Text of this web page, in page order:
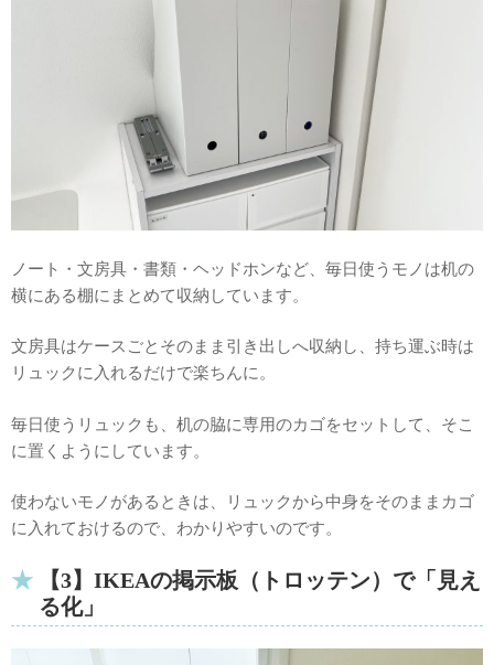
ノート・文房具・書類・ヘッドホンなど、毎日使うモノは机の
横にある棚にまとめて収納しています。
文房具はケースごとそのまま引き出しへ収納し、持ち運ぶ時は
リュックに入れるだけで楽ちんに。
毎日使うリュックも、机の脇に専用のカゴをセットして、そこ
に置くようにしています。
使わないモノがあるときは、リュックから中身をそのままカゴ
に入れておけるので、わかりやすいのです。
【3】IKEAの掲示板（トロッテン）で「見え
る化」